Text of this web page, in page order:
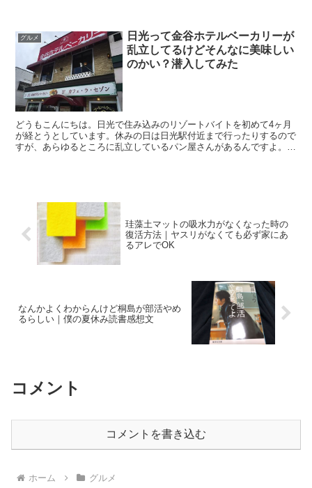
グルメ
日光って金谷ホテルベーカリーが
乱立してるけどそんなに美味しい
のかい？潜入してみた
どうもこんにちは。日光で住み込みのリゾートバイトを初めて4ヶ月
が経とうとしています。休みの日は日光駅付近まで行ったりするので
すが、あらゆるところに乱立しているパン屋さんがあるんですよ。金
珪藻土マットの吸水力がなくなった時の
復活方法｜ヤスリがなくても必ず家にあ
るアレでOK
なんかよくわからんけど桐島が部活やめ
るらしい｜僕の夏休み読書感想文
コメント
コメントを書き込む
ホーム グルメ